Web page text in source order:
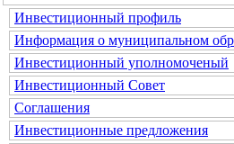
Инвестиционный профиль
Информация о муниципальном
Инвестиционный уполномоченый
Инвестиционный Совет
Соглашения
Инвестиционные предложения